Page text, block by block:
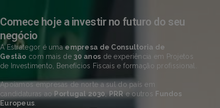
Comece hoje a investir no futuro do seu
negócio
A Estrategor é uma empresa de Consultoria de
Gestão com mais de30 anos de experiência em Projetos
de Investimento, Benefícios Fiscais e formação profissional.
Apoiamos empresas de norte a sul do país em
candidaturas ao Portugal 2030, PRR e outros Fundos
Europeus.